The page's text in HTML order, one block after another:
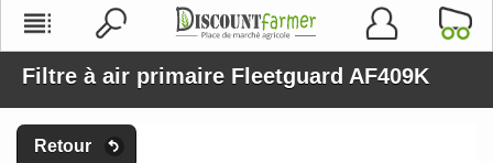
Filtre à air primaire Fleetguard AF409K
Retour